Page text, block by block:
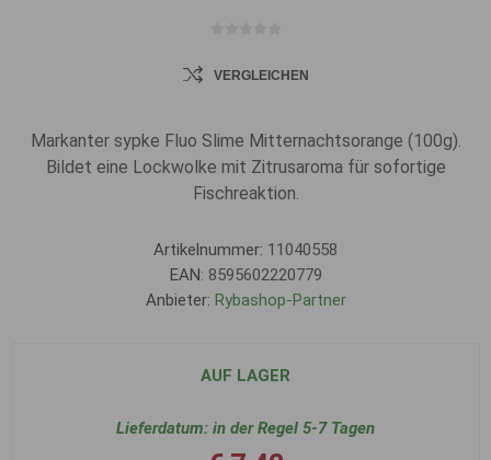
VERGLEICHEN
Markanter sypke Fluo Slime Mitternachtsorange (100g).
Bildet eine Lockwolke mit Zitrusaroma für sofortige
Fischreaktion.
Artikelnummer: 11040558
EAN: 8595602220779
Anbieter: Rybashop-Partner
AUF LAGER
Lieferdatum: in der Regel 5-7 Tagen